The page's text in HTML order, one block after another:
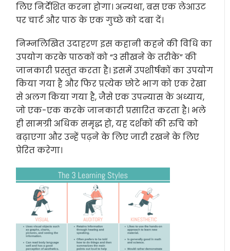
लिए निर्देशित करना होगा। अन्यथा, बस एक लेआउट
पर चार्ट और पाठ के एक गुच्छे को दबा दें।
निम्नलिखित उदाहरण इस कहानी कहने की विधि का
उपयोग करके पाठकों को “3 सीखने के तरीके” की
जानकारी प्रस्तुत करता है। इसमें उपशीर्षकों का उपयोग
किया गया है और फिर प्रत्येक छोटे भाग को एक रेखा
से अलग किया गया है, जैसे एक उपन्यास के अध्याय,
जो एक-एक करके जानकारी प्रसारित करता है। भले
ही सामग्री अधिक समृद्ध हो, यह दर्शकों की रुचि को
बढ़ाएगा और उन्हें पढ़ने के लिए जारी रखने के लिए
प्रेरित करेगा।